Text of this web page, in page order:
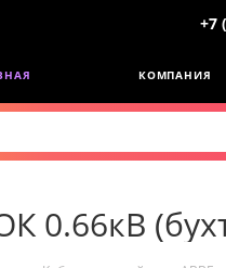
+7
КОМПАНИЯ
0.66кВ